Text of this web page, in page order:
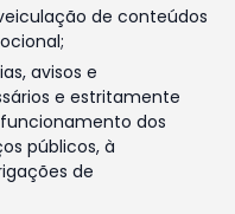
de conteúdos
avisos e
e estritamente
dos
públicos, à
de